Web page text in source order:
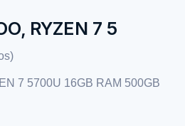
RYZEN 7 5
7 5700U 16GB RAM 500GB